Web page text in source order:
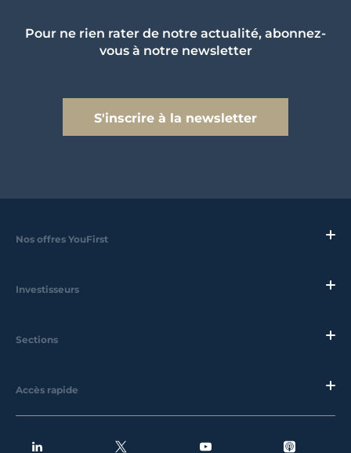
Pour ne rien rater de notre actualité, abonnez-
vous à notre newsletter
S'inscrire à la newsletter
Nos offres YouFirst
Investisseurs
Sections
Accès rapide